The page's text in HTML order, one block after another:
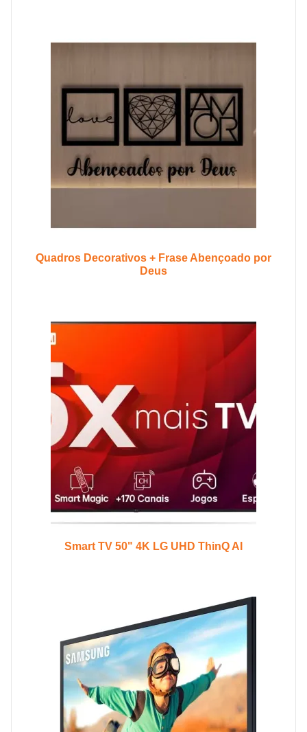
Quadros Decorativos + Frase Abençoado por
Deus
Smart TV 50" 4K LG UHD ThinQ AI